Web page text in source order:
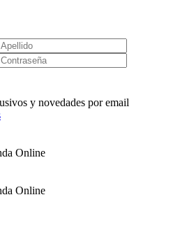
y novedades por email